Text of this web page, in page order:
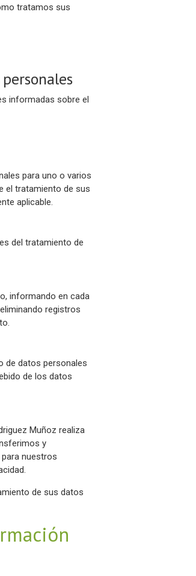
tratamos sus
informadas sobre el
para uno o varios
el tratamiento de sus
aplicable.
del tratamiento de
informando en cada
registros
de datos personales
de los datos
Muñoz realiza
y
nuestros
de sus datos